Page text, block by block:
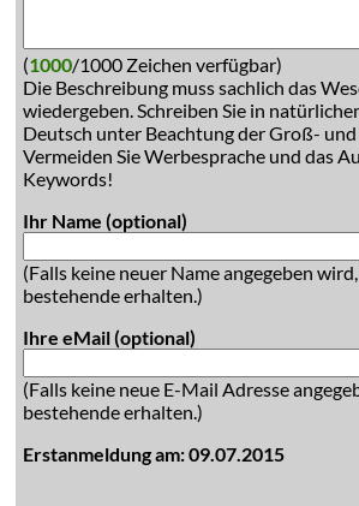
(1000/1000 Zeichen verfügbar)
Die Beschreibung muss sachlich das
wiedergeben. Schreiben Sie in
Deutsch unter Beachtung der Groß-
Vermeiden Sie Werbesprache und das
Keywords!
Ihr Name (optional)
(Falls keine neuer Name angegeben
bestehende erhalten.)
Ihre eMail (optional)
(Falls keine neue E-Mail Adresse
bestehende erhalten.)
Erstanmeldung am: 09.07.2015